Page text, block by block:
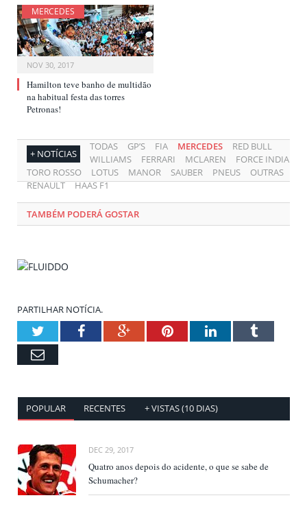
MERCEDES
NOV 30, 2017
Hamilton teve banho de multidão
na habitual festa das torres
Petronas!
+ NOTÍCIAS
TODAS GP’S FIA MERCEDES
RED BULL
WILLIAMS
FERRARI MCLAREN
FORCE INDIA
TORO ROSSO
LOTUS MANOR SAUBER PNEUS
OUTRAS
RENAULT
HAAS F1
TAMBÉM PODERÁ GOSTAR
PARTILHAR NOTÍCIA.
TwitterFacebookGoogle+PinterestLinkedInTumblr
Email
POPULAR RECENTES + VISTAS (10 DIAS)
DEC 29, 2017
Quatro anos depois do acidente, o que se sabe de
Schumacher?